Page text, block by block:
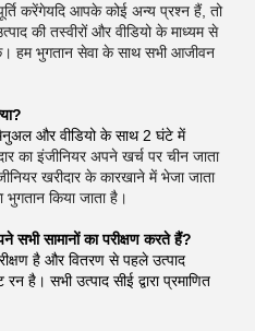
करेंगेयदि आपके कोई अन्य प्रश्न हैं, तो
की तस्वीरों और वीडियो के माध्यम से
हम भुगतान सेवा के साथ सभी आजीवन
और वीडियो के साथ 2 घंटे में
का इंजीनियर अपने खर्च पर चीन जाता
खरीदार के कारखाने में भेजा जाता
भुगतान किया जाता है।
सामानों का परीक्षण करते हैं?
है और वितरण से पहले उत्पाद
है। सभी उत्पाद सीई द्वारा प्रमाणित